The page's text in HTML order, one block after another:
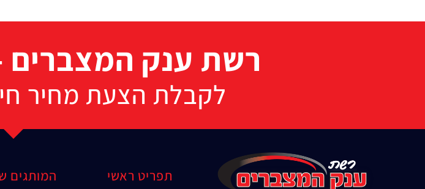
רשת ענק המצברים
לקבלת הצעת מחיר חייגו: 072-33-
תפריט ראשי המותגים